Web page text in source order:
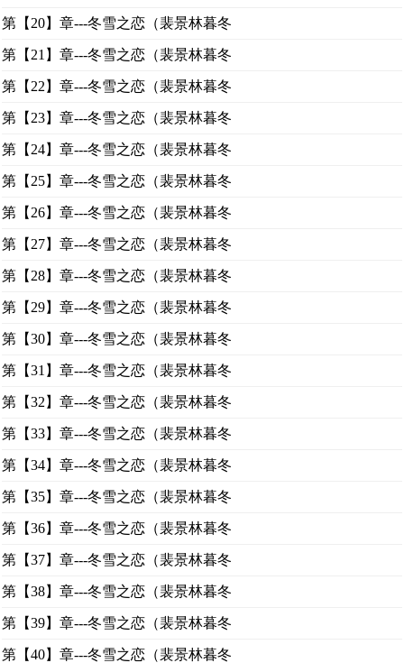
第【20】章---冬雪之恋（裴景林暮冬
第【21】章---冬雪之恋（裴景林暮冬
第【22】章---冬雪之恋（裴景林暮冬
第【23】章---冬雪之恋（裴景林暮冬
第【24】章---冬雪之恋（裴景林暮冬
第【25】章---冬雪之恋（裴景林暮冬
第【26】章---冬雪之恋（裴景林暮冬
第【27】章---冬雪之恋（裴景林暮冬
第【28】章---冬雪之恋（裴景林暮冬
第【29】章---冬雪之恋（裴景林暮冬
第【30】章---冬雪之恋（裴景林暮冬
第【31】章---冬雪之恋（裴景林暮冬
第【32】章---冬雪之恋（裴景林暮冬
第【33】章---冬雪之恋（裴景林暮冬
第【34】章---冬雪之恋（裴景林暮冬
第【35】章---冬雪之恋（裴景林暮冬
第【36】章---冬雪之恋（裴景林暮冬
第【37】章---冬雪之恋（裴景林暮冬
第【38】章---冬雪之恋（裴景林暮冬
第【39】章---冬雪之恋（裴景林暮冬
第【40】章---冬雪之恋（裴景林暮冬